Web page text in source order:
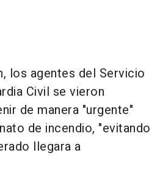
los agentes del Servicio
Civil se vieron
de manera "urgente"
de incendio, "evitando
llegara a